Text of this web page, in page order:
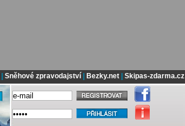
Sněhové zpravodajství| Bezky.net| Skipas-zdarma.cz